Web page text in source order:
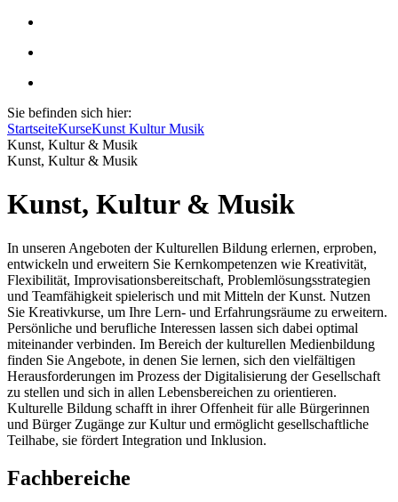
Sie befinden sich hier:
StartseiteKurseKunst Kultur Musik
Kunst, Kultur & Musik
Kunst, Kultur & Musik
Kunst, Kultur & Musik
In unseren Angeboten der Kulturellen Bildung erlernen, erproben,
entwickeln und erweitern Sie Kernkompetenzen wie Kreativität,
Flexibilität, Improvisationsbereitschaft, Problemlösungsstrategien
und Teamfähigkeit spielerisch und mit Mitteln der Kunst. Nutzen
Sie Kreativkurse, um Ihre Lern- und Erfahrungsräume zu erweitern.
Persönliche und berufliche Interessen lassen sich dabei optimal
miteinander verbinden. Im Bereich der kulturellen Medienbildung
finden Sie Angebote, in denen Sie lernen, sich den vielfältigen
Herausforderungen im Prozess der Digitalisierung der Gesellschaft
zu stellen und sich in allen Lebensbereichen zu orientieren.
Kulturelle Bildung schafft in ihrer Offenheit für alle Bürgerinnen
und Bürger Zugänge zur Kultur und ermöglicht gesellschaftliche
Teilhabe, sie fördert Integration und Inklusion.
Fachbereiche